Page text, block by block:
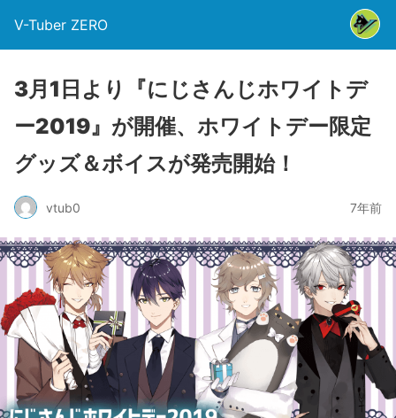
V-Tuber ZERO
3月1日より『にじさんじホワイトデ
ー2019』が開催、ホワイトデー限定
グッズ＆ボイスが発売開始！
vtub0 7年前